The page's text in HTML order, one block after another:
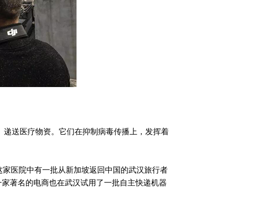
送医疗物资。它们在抑制病毒传播上，发挥着
医院中有一批从新加坡返回中国的武汉旅行者
著名的电商也在武汉试用了一批自主快递机器